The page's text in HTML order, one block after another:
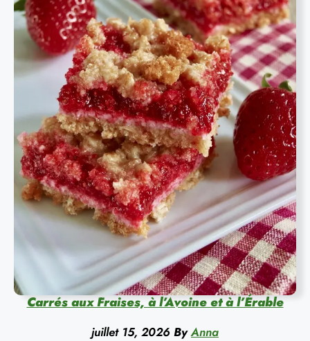
Carrés aux Fraises, à l’Avoine et à l’Érable
juillet 15, 2026 By Anna